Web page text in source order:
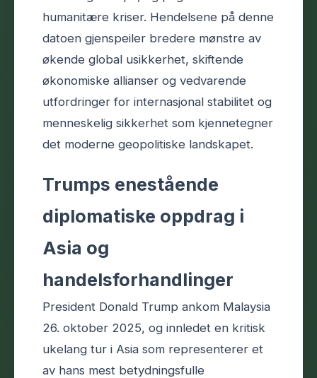
humanitære kriser. Hendelsene på denne
datoen gjenspeiler bredere mønstre av
økende global usikkerhet, skiftende
økonomiske allianser og vedvarende
utfordringer for internasjonal stabilitet og
menneskelig sikkerhet som kjennetegner
det moderne geopolitiske landskapet.
Trumps enestående
diplomatiske oppdrag i
Asia og
handelsforhandlinger
President Donald Trump ankom Malaysia
26. oktober 2025, og innledet en kritisk
ukelang tur i Asia som representerer et
av hans mest betydningsfulle